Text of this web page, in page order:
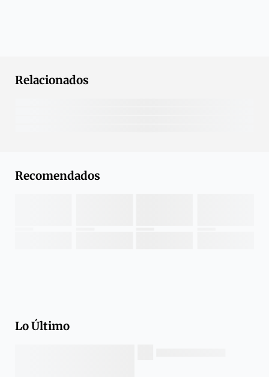
Relacionados
Recomendados
Lo Último